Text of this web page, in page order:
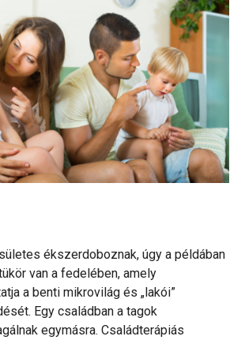
ékszerdoboznak, úgy a példában
van a fedelében, amely
a benti mikrovilág és „lakói”
Egy családban a tagok
egymásra. Családterápiás